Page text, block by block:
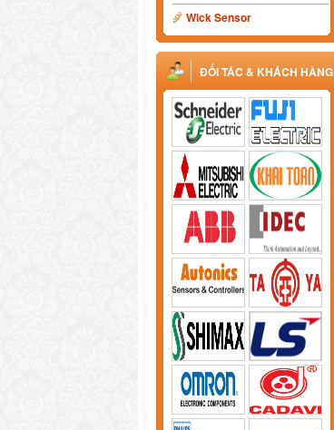
Wick Sensor
ĐỐI TÁC & KHÁCH HÀNG